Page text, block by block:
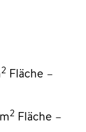
2 Fläche –
2 Fläche –